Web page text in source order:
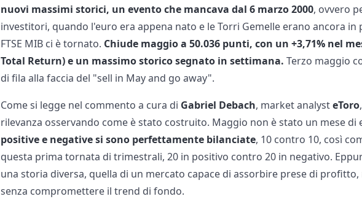
nuovi massimi storici, un evento che mancava dal 6 marzo 2000, ovvero
investitori, quando l'euro era appena nato e le Torri Gemelle erano ancora in
FTSE MIB ci è tornato. Chiude maggio a 50.036 punti, con un +3,71% nel
Total Return) e un massimo storico segnato in settimana. Terzo maggio
di fila alla faccia del "sell in May and go away".
Come si legge nel commento a cura di Gabriel Debach, market analysteToro
rilevanza osservando come è stato costruito. Maggio non è stato un mese di
positive e negative si sono perfettamente bilanciate, 10 contro 10, così
questa prima tornata di trimestrali, 20 in positivo contro 20 in negativo.
una storia diversa, quella di un mercato capace di assorbire prese di
senza compromettere il trend di fondo.